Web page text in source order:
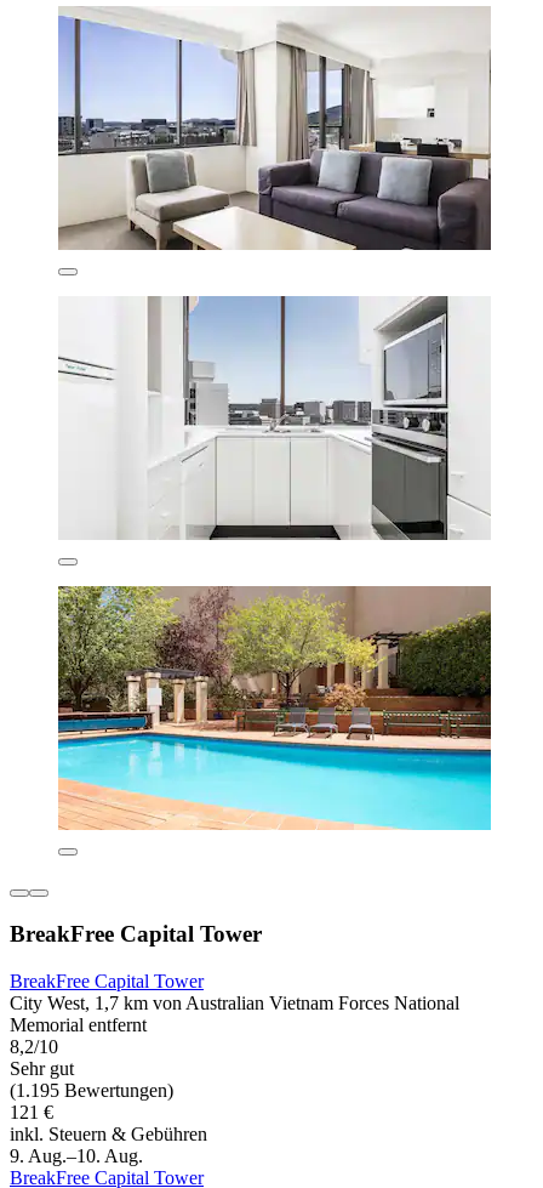
BreakFree Capital Tower
BreakFree Capital Tower
City West, 1,7 km von Australian Vietnam Forces National
Memorial entfernt
8,2/10
Sehr gut
(1.195 Bewertungen)
121 €
inkl. Steuern & Gebühren
9. Aug.–10. Aug.
BreakFree Capital Tower